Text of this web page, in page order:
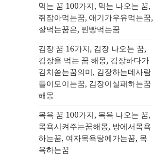
먹는 꿈 100가지, 먹는 나오는 꿈,
쥐잡아먹는꿈, 애기가우유먹는꿈,
잘먹는꿈은, 찐빵먹는꿈
김장 꿈 16가지, 김장 나오는 꿈,
김장을 먹는 꿈 해몽, 김장하다가
김치쏟는꿈의미, 김장하는데사람
들이모이는꿈, 김장이실패하는꿈
해몽
목욕 꿈 100가지, 목욕 나오는 꿈,
목욕시켜주는꿈해몽, 방에서목욕
하는꿈, 여자목욕탕에가는꿈, 목
욕하는꿈